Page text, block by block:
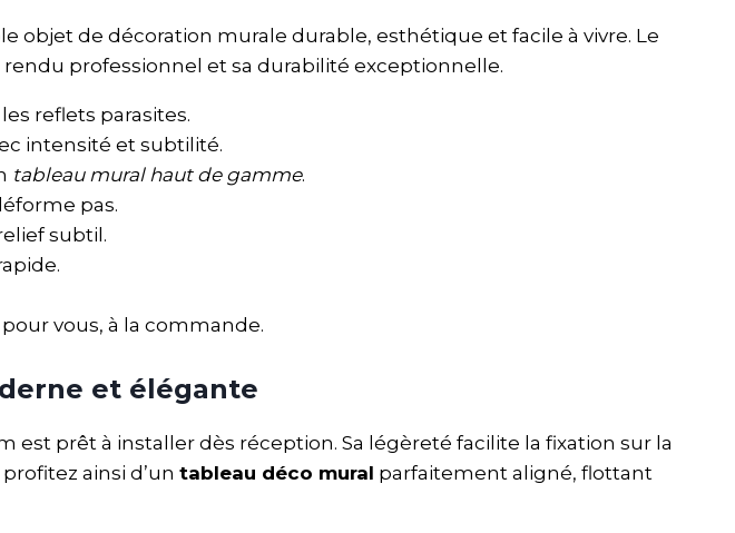
objet de décoration murale durable, esthétique et facile à vivre. Le
professionnel et sa durabilité exceptionnelle.
reflets parasites.
intensité et subtilité.
tableau mural haut de gamme.
pas.
subtil.
vous, à la commande.
et élégante
est prêt à installer dès réception. Sa légèreté facilite la fixation sur la
ainsi d’un tableau déco mural parfaitement aligné, flottant